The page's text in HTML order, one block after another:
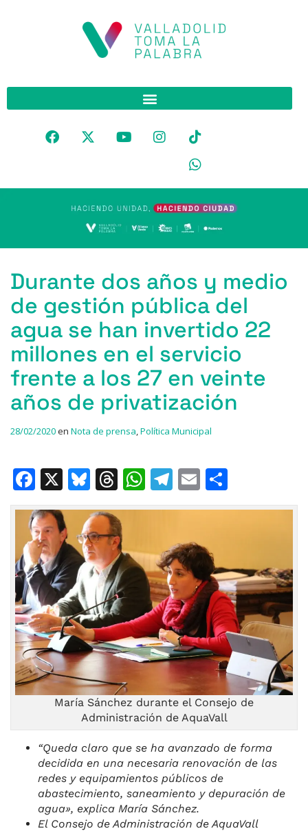
Durante dos años y medio
de gestión pública del
agua se han invertido 22
millones en el servicio
frente a los 27 en veinte
años de privatización
28/02/2020en Nota de prensa,Política Municipal
F
a
c
e
b
o
o
k
X
Bl
u
e
s
k
y
T
h
re
a
d
s
W
h
A
p
p
T
el
gr
a
m
E
m
l
o
ar
ti
r
María Sánchez durante el Consejo de
Administración de AquaVall
“Queda claro que se ha avanzado de forma
decidida en una necesaria renovación de las
redes y equipamientos públicos de
abastecimiento, saneamiento y depuración de
agua», explica María Sánchez.
El Consejo de Administración de AquaVall